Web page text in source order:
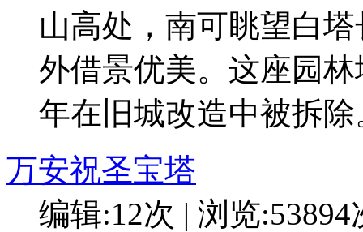
山高处，南可眺望白
外借景优美。这座园
年在旧城改造中被拆除
万安祝圣宝塔
编辑:12次 | 浏览:53894